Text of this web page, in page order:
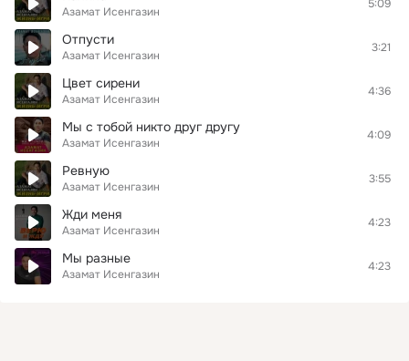
Азамат Исенгазин
5:09
Отпусти
Азамат Исенгазин
3:21
Цвет сирени
Азамат Исенгазин
4:36
Мы с тобой никто друг другу
Азамат Исенгазин
4:09
Ревную
Азамат Исенгазин
3:55
Жди меня
Азамат Исенгазин
4:23
Мы разные
Азамат Исенгазин
4:23